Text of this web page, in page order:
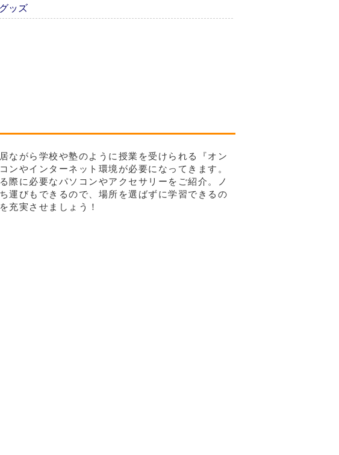
ッズ
ながら学校や塾のように授業を受けられる『オン
ンやインターネット環境が必要になってきます。
際に必要なパソコンやアクセサリーをご紹介。ノ
運びもできるので、場所を選ばずに学習できるの
充実させましょう！